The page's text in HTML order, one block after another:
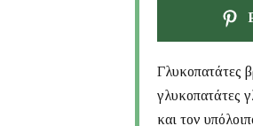
Γλυκοπατάτες
γλυκοπατάτες
και τον